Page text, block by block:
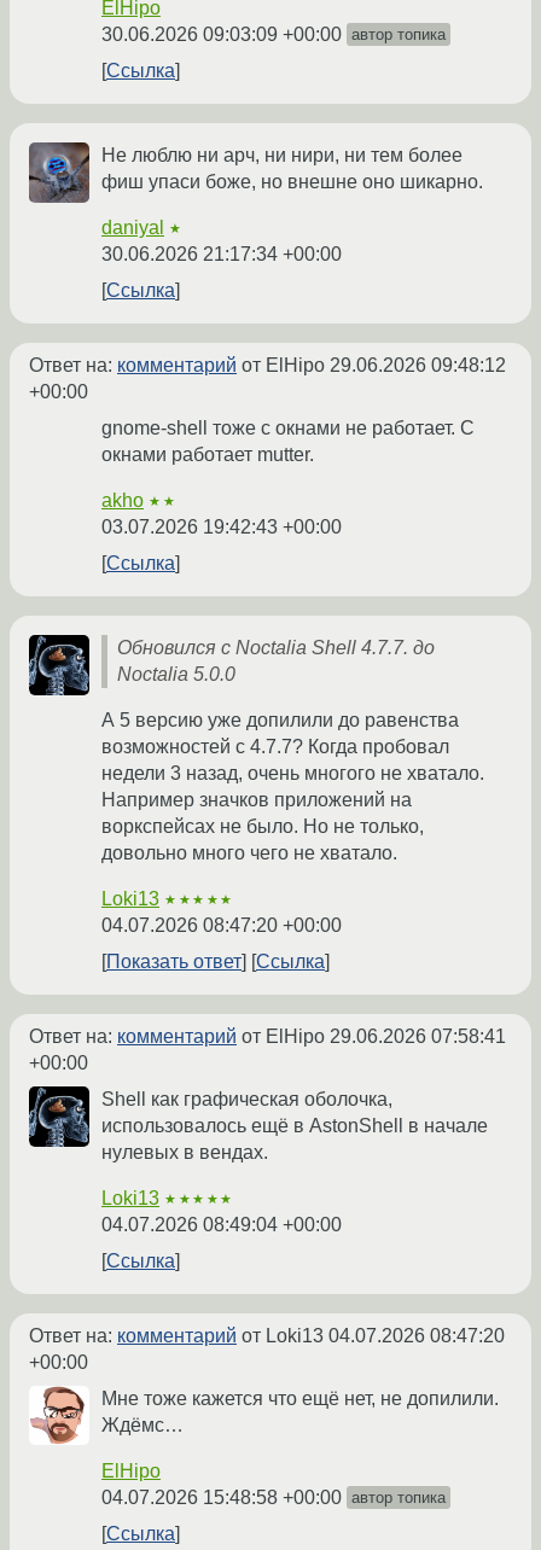
ElHipo
30.06.2026 09:03:09 +00:00 автор топика
Ссылка
Не люблю ни арч, ни нири, ни тем более
фиш упаси боже, но внешне оно шикарно.
daniyal ★
30.06.2026 21:17:34 +00:00
Ссылка
Ответ на: комментарий от ElHipo 29.06.2026 09:48:12
+00:00
gnome-shell тоже с окнами не работает. С
окнами работает mutter.
akho ★★
03.07.2026 19:42:43 +00:00
Ссылка
Обновился с Noctalia Shell 4.7.7. до
Noctalia 5.0.0
А 5 версию уже допилили до равенства
возможностей с 4.7.7? Когда пробовал
недели 3 назад, очень многого не хватало.
Например значков приложений на
воркспейсах не было. Но не только,
довольно много чего не хватало.
Loki13 ★★★★★
04.07.2026 08:47:20 +00:00
Показать ответ
Ссылка
Ответ на: комментарий от ElHipo 29.06.2026 07:58:41
+00:00
Shell как графическая оболочка,
использовалось ещё в AstonShell в начале
нулевых в вендах.
Loki13 ★★★★★
04.07.2026 08:49:04 +00:00
Ссылка
Ответ на: комментарий от Loki13 04.07.2026 08:47:20
+00:00
Мне тоже кажется что ещё нет, не допилили.
Ждёмс…
ElHipo
04.07.2026 15:48:58 +00:00 автор топика
Ссылка